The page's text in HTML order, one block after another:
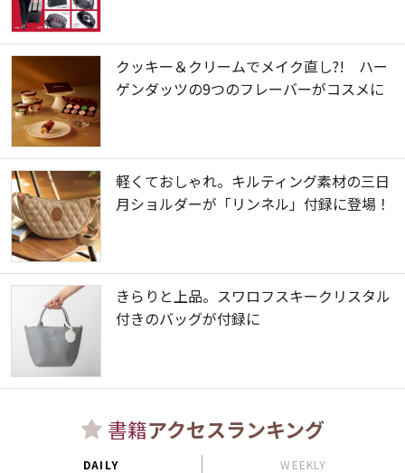
クッキー＆クリームでメイク直し?! ハー
ゲンダッツの9つのフレーバーがコスメに
軽くておしゃれ。キルティング素材の三日
月ショルダーが「リンネル」付録に登場！
きらりと上品。スワロフスキークリスタル
付きのバッグが付録に
書籍アクセスランキング
DAILY WEEKLY